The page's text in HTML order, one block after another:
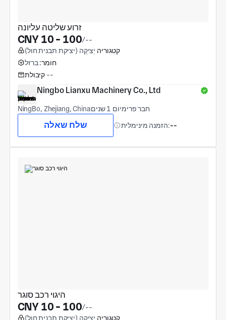
זרוע שליטה עליונה
CNY 10 - 100/--
קטגוריה יְצִיקָה (יציקת תבנית חול)
חומר: ברזל
קיבולת --
Ningbo Lianxu Machinery Co., Ltd
NingBo, Zhejiang, China חבר פרימיום 1 שנים
שלח שאלה הזמנה מינימלית:--
היגוי רכב סוגר
CNY 10 - 100/--
קטגוריה יְצִיקָה (יציקת תבנית חול)